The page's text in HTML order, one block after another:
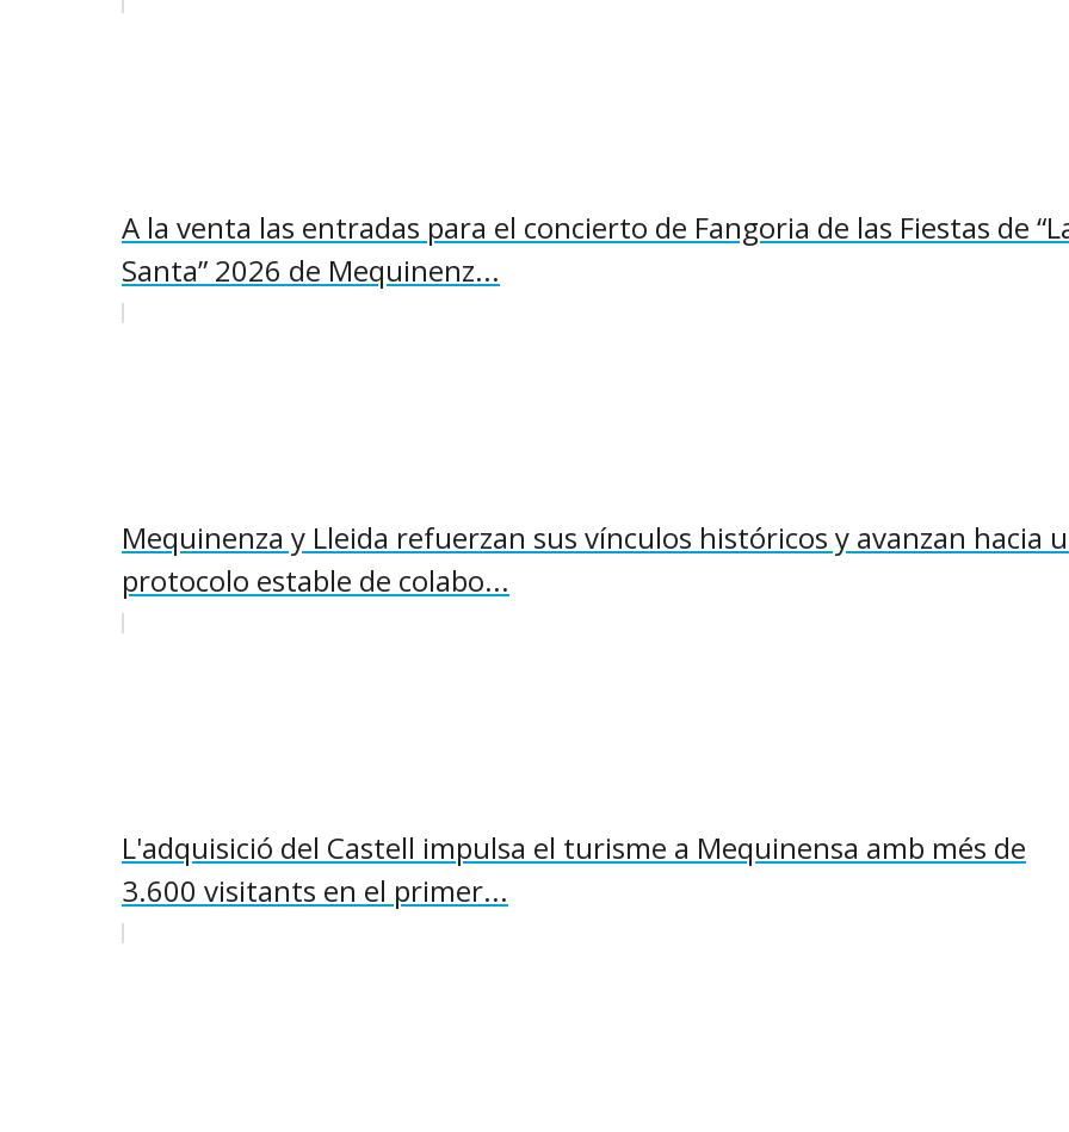
A la venta las entradas para el concierto de Fangoria de las Fiestas de
Santa” 2026 de Mequinenz...
Mequinenza y Lleida refuerzan sus vínculos históricos y avanzan hacia
protocolo estable de colabo...
L'adquisició del Castell impulsa el turisme a Mequinensa amb més de
3.600 visitants en el primer...